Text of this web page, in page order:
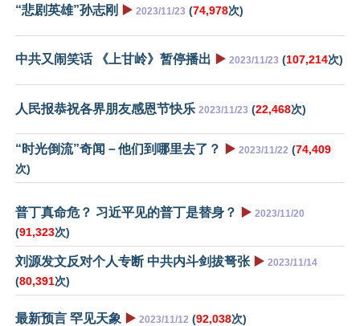
“悲剧英雄”孙志刚 ▶️ 2023/11/23 (74,978次)
中共又闹笑话 《上甘岭》暂停播出 ▶️ 2023/11/23 (107,214次)
人民报恭祝各界朋友感恩节快乐 2023/11/23 (22,468次)
“时光倒流”奇闻－他们到哪里去了？ ▶️ 2023/11/22 (74,409
次)
普丁真命危？ 习近平见的普丁是替身？ ▶️ 2023/11/20
(91,323次)
刘源发文反对个人专断 中共内斗剑拔弩张 ▶️ 2023/11/14
(80,391次)
最新预言 罕见天象 ▶️ 2023/11/12 (92,038次)